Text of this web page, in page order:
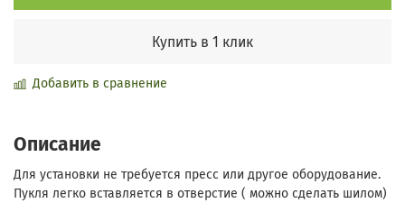
Купить в 1 клик
Добавить в сравнение
Описание
Для установки не требуется пресс или другое оборудование.
Пукля легко вставляется в отверстие ( можно сделать шилом)